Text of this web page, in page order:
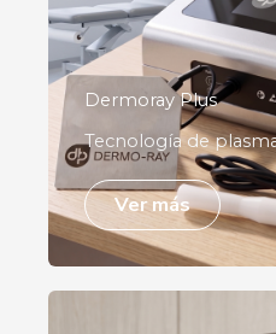
Dermoray Plus
Tecnología de
Ver más